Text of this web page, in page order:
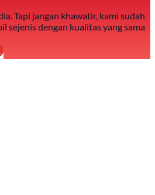
Tapi jangan khawatir, kami sudah
sejenis dengan kualitas yang sama